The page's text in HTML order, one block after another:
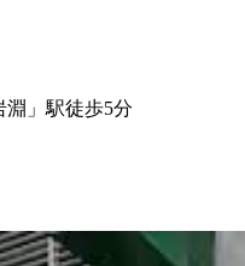
」駅徒歩5分